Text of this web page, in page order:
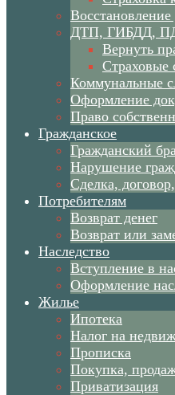
ДТП, ГИБДД,
Вернуть
Страховые
Коммунальные
Оформление
Право
Гражданское
Гражданский
Нарушение
Сделка,
Потребителям
Возврат денег
Возврат или
Наследство
Вступление в
Оформление
Жилье
Ипотека
Налог на
Прописка
Покупка,
Приватизация